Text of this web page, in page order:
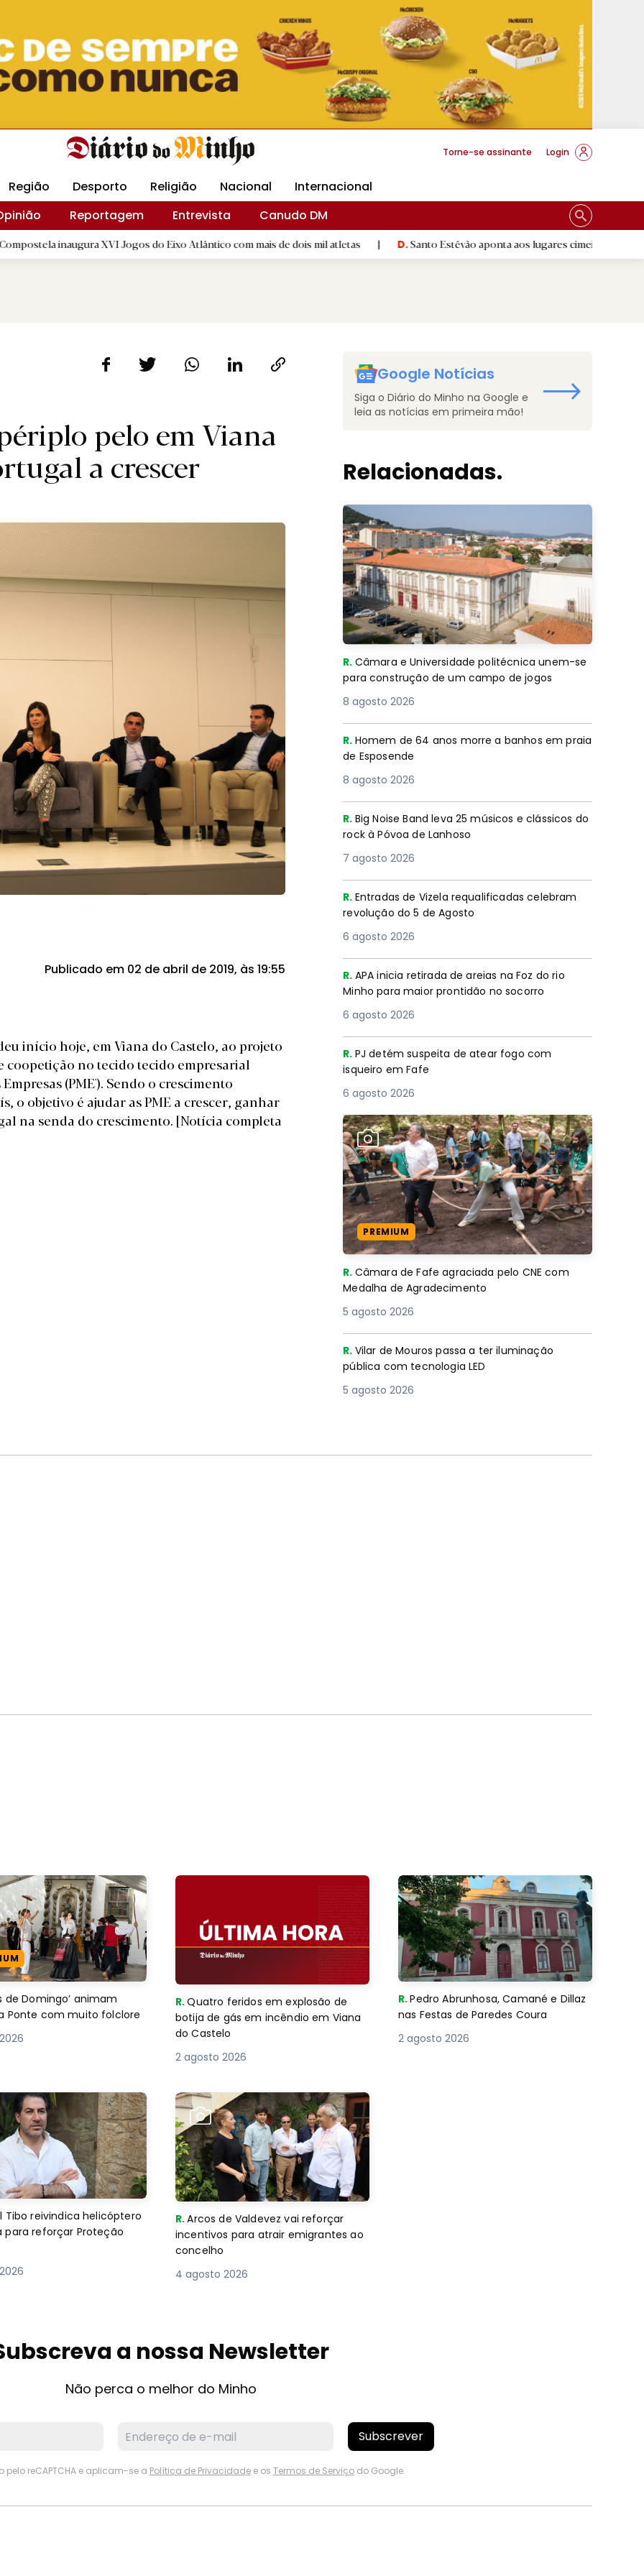
Revista Minha Gráfica DM Livraria DM Arquidiocese Braga
Torne-se assinante Login
Região Desporto Religião Nacional
Internacional
Reportagem Entrevista Canudo DM
XVI Jogos do Eixo Atlântico com mais de dois mil atletas | D.Santo Estêvão aponta aos lugares cimeiros da Honra
pelo em Viana
a crescer
Publicado em 02 de abril de 2019, às 19:55
início hoje, em Viana do Castelo, ao projeto
coopetição no tecido tecido empresarial
(PME'). Sendo o crescimento
o objetivo é ajudar as PME a crescer, ganhar
na senda do crescimento. [Notícia completa
Google Notícias
Siga o Diário do Minho na Google e
leia as notícias em primeira mão!
Relacionadas.
R. Câmara e Universidade politécnica unem-se
para construção de um campo de jogos
8 agosto 2026
R. Homem de 64 anos morre a banhos em praia
de Esposende
8 agosto 2026
R. Big Noise Band leva 25 músicos e clássicos do
rock à Póvoa de Lanhoso
7 agosto 2026
R. Entradas de Vizela requalificadas celebram
revolução do 5 de Agosto
6 agosto 2026
R. APA inicia retirada de areias na Foz do rio
Minho para maior prontidão no socorro
6 agosto 2026
R. PJ detém suspeita de atear fogo com
isqueiro em Fafe
6 agosto 2026
PREMIUM
R. Câmara de Fafe agraciada pelo CNE com
Medalha de Agradecimento
5 agosto 2026
R. Vilar de Mouros passa a ter iluminação
pública com tecnologia LED
5 agosto 2026
de Domingo’ animam
Ponte com muito folclore
R.Quatro feridos em explosão de
botija de gás em incêndio em Viana
do Castelo
2 agosto 2026
R.Pedro Abrunhosa, Camané e Dillaz
nas Festas de Paredes Coura
2 agosto 2026
Tibo reivindica helicóptero
para reforçar Proteção
R.Arcos de Valdevez vai reforçar
incentivos para atrair emigrantes ao
concelho
4 agosto 2026
a nossa Newsletter
Não perca o melhor do Minho
Subscrever
pelo reCAPTCHA e aplicam-se a Política de Privacidadee os Termos de Serviçodo Google.